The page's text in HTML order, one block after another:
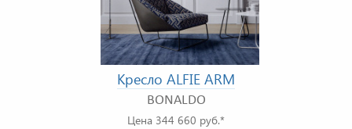
Кресло ALFIE ARM
BONALDO
Цена 344 660 руб.*